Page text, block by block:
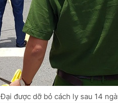
được dỡ bỏ cách ly sau 14